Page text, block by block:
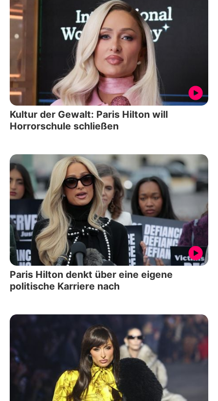
Kultur der Gewalt: Paris Hilton will
Horrorschule schließen
Paris Hilton denkt über eine eigene
politische Karriere nach